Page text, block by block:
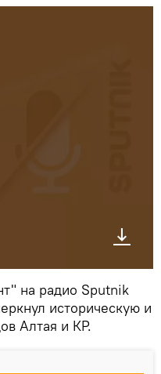
на радио Sputnik
историческую и
Алтая и КР.